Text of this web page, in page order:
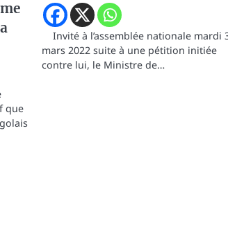
que
Invité à l’assemblée nationale mardi
mars 2022 suite à une pétition initiée
contre lui, le Ministre de…